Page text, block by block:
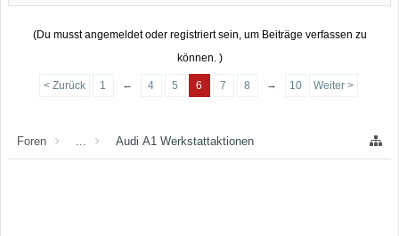
(Du musst angemeldet oder registriert sein, um Beiträge verfassen zu
können. )
< Zurück 1 ← 4 5 6 7 8 → 10 Weiter >
Foren ... Audi A1 Werkstattaktionen